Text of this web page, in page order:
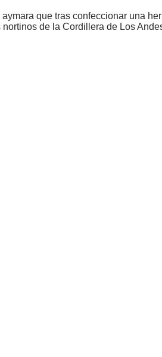
que tras confeccionar una
de la Cordillera de Los